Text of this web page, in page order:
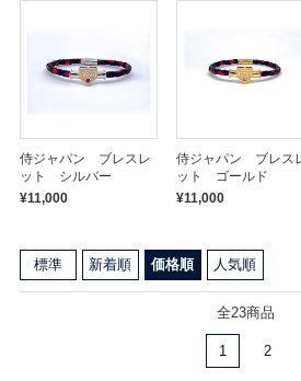
侍ジャパン ブレスレ
ット シルバー
¥11,000
侍ジャパン ブレス
ット ゴールド
¥11,000
標準 新着順 価格順 人気順
全23商品
1 2